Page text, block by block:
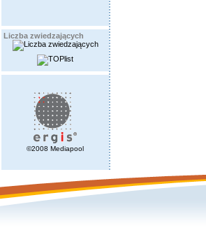
Liczba zwiedzających
©2008 Mediapool